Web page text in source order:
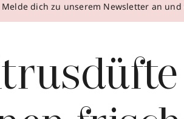
Melde dich zu unserem Newsletter an